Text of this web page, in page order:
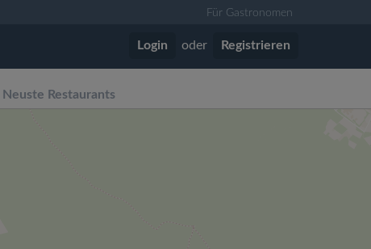
Für Gastronomen
Login oder Registrieren
Neuste Restaurants